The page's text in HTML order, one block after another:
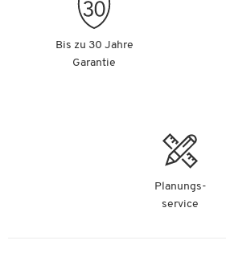
Bis zu 30 Jahre
Garantie
Planungs-
service